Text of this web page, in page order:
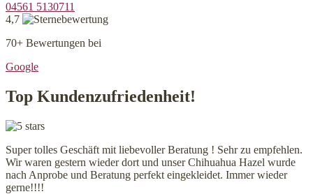
04561 5130711
4,7
70+ Bewertungen bei
Google
Top Kundenzufriedenheit!
Super tolles Geschäft mit liebevoller Beratung ! Sehr zu empfehlen.
Wir waren gestern wieder dort und unser Chihuahua Hazel wurde
nach Anprobe und Beratung perfekt eingekleidet. Immer wieder
gerne!!!!